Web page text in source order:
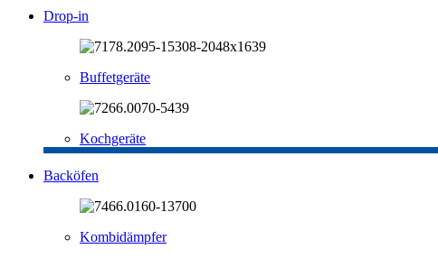
Drop-in
Buffetgeräte
Kochgeräte
Backöfen
Kombidämpfer